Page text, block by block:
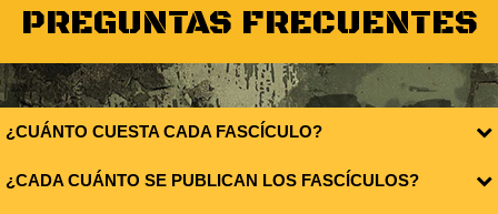
PREGUNTAS FRECUENTES
¿CUÁNTO CUESTA CADA FASCÍCULO?
¿CADA CUÁNTO SE PUBLICAN LOS FASCÍCULOS?